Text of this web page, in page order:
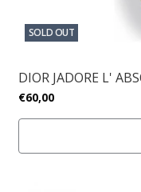
SOLD OUT
DIOR JADORE L'
€60,00